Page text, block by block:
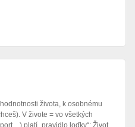
života, k osobnému
V živote = vo všetkých
platí „pravidlo loďky“: Život